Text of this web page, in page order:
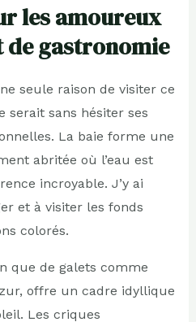
les amoureux
de gastronomie
seule raison de visiter ce
serait sans hésiter ses
La baie forme une
abritée où l’eau est
incroyable. J’y ai
et à visiter les fonds
colorés.
que de galets comme
offre un cadre idyllique
Les criques